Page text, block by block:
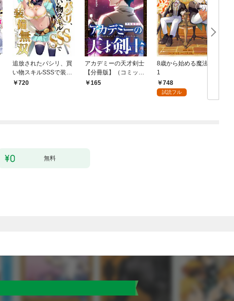
追放されたパシリ、買
い物スキルSSSで装備
無双 ～買ったモノを
720
アカデミーの天才剣士
【分冊版】（コミッ
ク） １話【フルカラ
165
8歳から始める魔法学
1
748
試読フル
無料